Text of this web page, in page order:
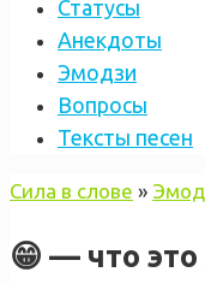
Статусы
Анекдоты
Эмодзи
Вопросы
Тексты песен
Сила в слове »
😁 — что это